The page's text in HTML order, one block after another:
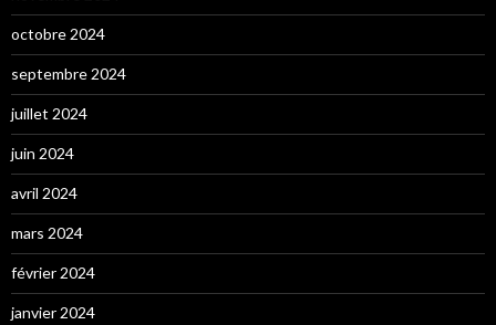
octobre 2024
septembre 2024
juillet 2024
juin 2024
avril 2024
mars 2024
février 2024
janvier 2024